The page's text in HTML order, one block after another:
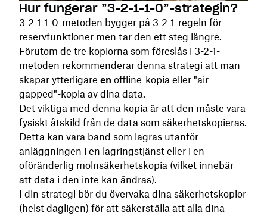
Hur fungerar ”3-2-1-1-0”-strategin?
3-2-1-1-0-metoden bygger på 3-2-1-regeln för
reservfunktioner men tar den ett steg längre.
Förutom de tre kopiorna som föreslås i 3-2-1-
metoden rekommenderar denna strategi att man
skapar ytterligare en offline-kopia eller "air-
gapped"-kopia av dina data.
Det viktiga med denna kopia är att den måste vara
fysiskt åtskild från de data som säkerhetskopieras.
Detta kan vara band som lagras utanför
anläggningen i en lagringstjänst eller i en
oföränderlig molnsäkerhetskopia (vilket innebär
att data i den inte kan ändras).
I din strategi bör du övervaka dina säkerhetskopior
(helst dagligen) för att säkerställa att alla dina